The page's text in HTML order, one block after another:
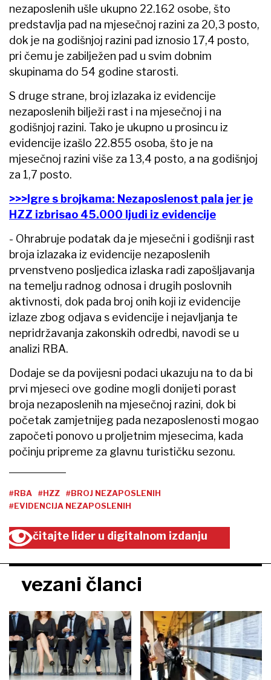
nezaposlenih ušle ukupno 22.162 osobe, što
predstavlja pad na mjesečnoj razini za 20,3 posto,
dok je na godišnjoj razini pad iznosio 17,4 posto,
pri čemu je zabilježen pad u svim dobnim
skupinama do 54 godine starosti.
S druge strane, broj izlazaka iz evidencije
nezaposlenih bilježi rast i na mjesečnoj i na
godišnjoj razini. Tako je ukupno u prosincu iz
evidencije izašlo 22.855 osoba, što je na
mjesečnoj razini više za 13,4 posto, a na godišnjoj
za 1,7 posto.
>>>Igre s brojkama: Nezaposlenost pala jer je
HZZ izbrisao 45.000 ljudi iz evidencije
- Ohrabruje podatak da je mjesečni i godišnji rast
broja izlazaka iz evidencije nezaposlenih
prvenstveno posljedica izlaska radi zapošljavanja
na temelju radnog odnosa i drugih poslovnih
aktivnosti, dok pada broj onih koji iz evidencije
izlaze zbog odjava s evidencije i nejavljanja te
nepridržavanja zakonskih odredbi, navodi se u
analizi RBA.
Dodaje se da povijesni podaci ukazuju na to da bi
prvi mjeseci ove godine mogli donijeti porast
broja nezaposlenih na mjesečnoj razini, dok bi
početak zamjetnijeg pada nezaposlenosti mogao
započeti ponovo u proljetnim mjesecima, kada
počinju pripreme za glavnu turističku sezonu.
#RBA #HZZ
#BROJ NEZAPOSLENIH
#EVIDENCIJA NEZAPOSLENIH
čitajte lider u digitalnom izdanju
vezani članci